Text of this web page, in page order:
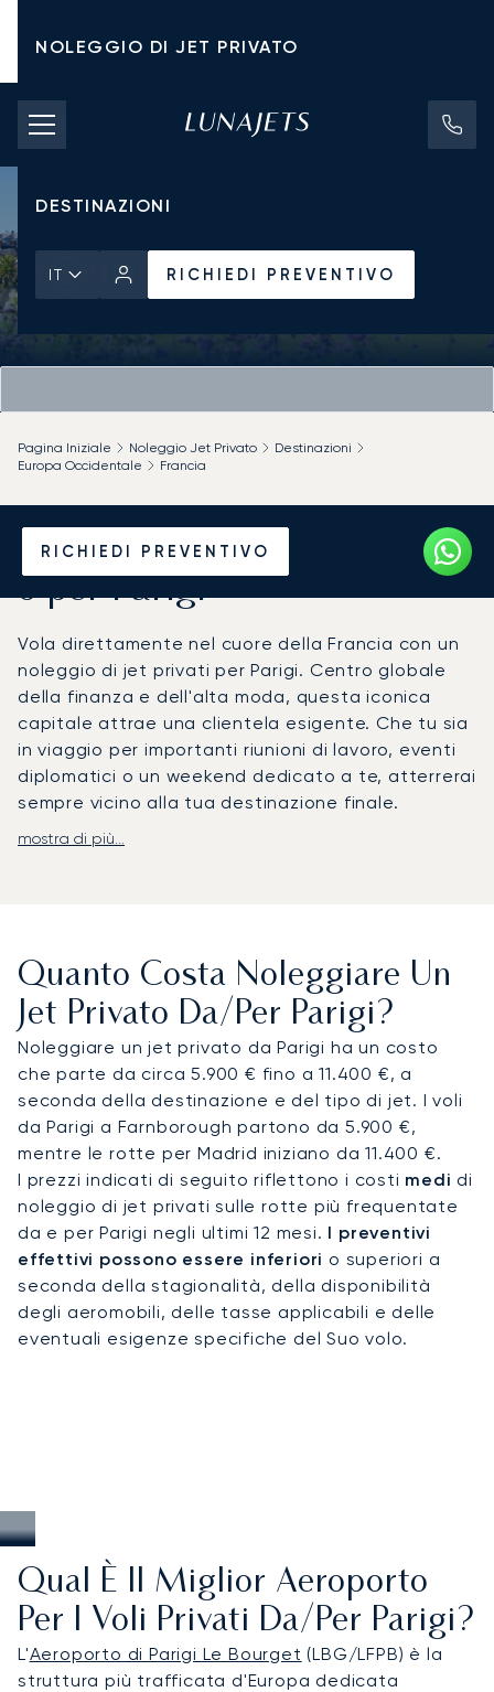
NOLEGGIO DI JET PRIVATO
TARIFFE DI NOLEGGIO
JET PRIVATI
DESTINAZIONI
IT RICHIEDI PREVENTIVO
RICHIEDI PREVENTIVO
Pagina Iniziale Noleggio Jet Privato
Destinazioni
Europa Occidentale
Francia
Noleggia un Jet Privato da
o per Parigi
Vola direttamente nel cuore della Francia con un
noleggio di jet privati per Parigi. Centro globale
della finanza e dell'alta moda, questa iconica
capitale attrae una clientela esigente. Che tu sia
in viaggio per importanti riunioni di lavoro, eventi
diplomatici o un weekend dedicato a te, atterrerai
sempre vicino alla tua destinazione finale.
Vuoi arrivare in elicottero vicino alla Torre Eiffel?
e discreto all' aeroporto di Parigi-Le Bourget, l'hub
della città dedicato all'aviazione privata.
Il nostro impegno per l'eccellenza operativa è
supportato da un team di specialisti autorizzati
nel dispacciamento dei voli, disponibile 24h, 7
giorni su 7, che monitora e ottimizza in modo
proattivo ogni rotta di volo. Questo ti offre la
totale tranquillità, sapendo che il tuo viaggio
verso la capitale francese è gestito con cura
meticolosa e professionalità dall'inizio alla fine.
mostra di più...
Quanto Costa Noleggiare Un
Jet Privato Da/per Parigi?
Noleggiare un jet privato da Parigi ha un costo
che parte da circa 5.900 € fino a 11.400 €, a
seconda della destinazione e del tipo di jet. I voli
da Parigi a Farnborough partono da 5.900 €,
mentre le rotte per Madrid iniziano da 11.400 €.
I prezzi indicati di seguito riflettono i costi medi di
noleggio di jet privati sulle rotte più frequentate
da e per Parigi negli ultimi 12 mesi. I preventivi
effettivi possono essere inferiori o superiori a
seconda della stagionalità, della disponibilità
degli aeromobili, delle tasse applicabili e delle
eventuali esigenze specifiche del Suo volo.
Qual È Il Miglior Aeroporto
Per I Voli Privati Da/per Parigi?
L'Aeroporto di Parigi Le Bourget (LBG/LFPB) è la
struttura più trafficata d'Europa dedicata